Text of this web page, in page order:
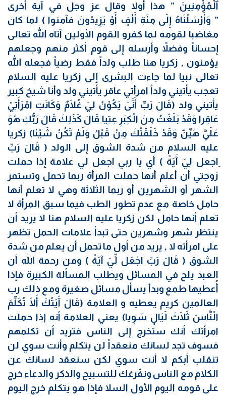
ٱلْمُؤْمِنِينَ ” هذا أولا وقال عز وجل في آية أخرى
” وَأَرْسَلْنَاهُ إِلَى مِئَةِ أَلْفٍ أَوْ يَزِيدُونَ فآمنوا ) لما كان
مغاضبا لقومه لما كفرو القوم الأولين آتاه الله تعالى
إحساناً وفضلاً وأرسله إلى قوم أكثر منهم وجعلهم
يؤمنون , زكريا هنا طلب ولداً فقط رضياً فجعله الله
تعالى نبيا لما جاءت البشرى إلى زكريا عليه السلام
تعجب يأتيني ولداً امرأتي عاقر يأتيني ولد وأنا شيخ كبير
يأتيني ولد (قَالَ رَبِّ أَنَّىَ يَكُوْنُ لِيَ غُلَامٌ وَكَانَتِ امْرَأَتِيْ
عَاقِرا وَقَدْ بَلَغْتُ مِنَ الْكِبَرِ عِتِيا قَالَ كَذَلِكَ قَالَ رَبُّكِ هُوَ
عَلَيَّ هَيِّنٌ وَقَدْ خَلَقْتُكَ مِنْ قَبْلُ وَلَمْ تَكُنْ شَيْئا) زكريا
عليه السلام من شدة الشوق إلى الولد ( قَالَ رَبِّ
ِاجعل لِيَ آَيَةً ) أي يا ربي اجعل لي علامة إذا حملت
زوجتي أن أعلم أنها حملت المرأة ربما تحمل وتستمر
الشهر أو الشهرين أو ربما الثلاثة وهي لا تعلم أنها
حامل خاصة مع عدم تطور الطب فيما سبق المرأة لا
تعلم أنها حامل لكن زكريا عليه السلام هنا لا يريد أن
ينتظر شهر وشهرين حتى تبدأ علامات الحمل تظهر
على امرأته لا , يريد من أول ما تحمل أن يعلم من شدة
الشوق ( قَالَ رَبِّ اجْعَل لِّيَ آيَةً ) ومن رحمة الله أن
العبد يلح في المسائل ويطلب المسألة الكبيرة فإذا
أُعطيها طمع وبدأ يسأل مسائل صغيرة ومع ذلك رب
العالمين كريم يعطيه و العلامة (قَالَ آَيَتُكَ أَلَا تُكَلِّمَ
الْنَّاسَ ثَلَاثَ لَيَالٍ سَوِيا) يعني العلامة أنه إذا حملت
امرأتك أنك ستخرج إلى الناس فتريد أن تكلمهم
فسوف تجد لسانك منعقداً لن يتكلم وأنت سوي لن
تنقلب أبكم لا أنت سوي لكن سنعقد لسانك عن
الكلام مع الناس ونفّرغك للتسبيح والذكر والدعاء خرج
على قومه اليوم الأول السلا فإذا هو يتكلم خرج اليوم